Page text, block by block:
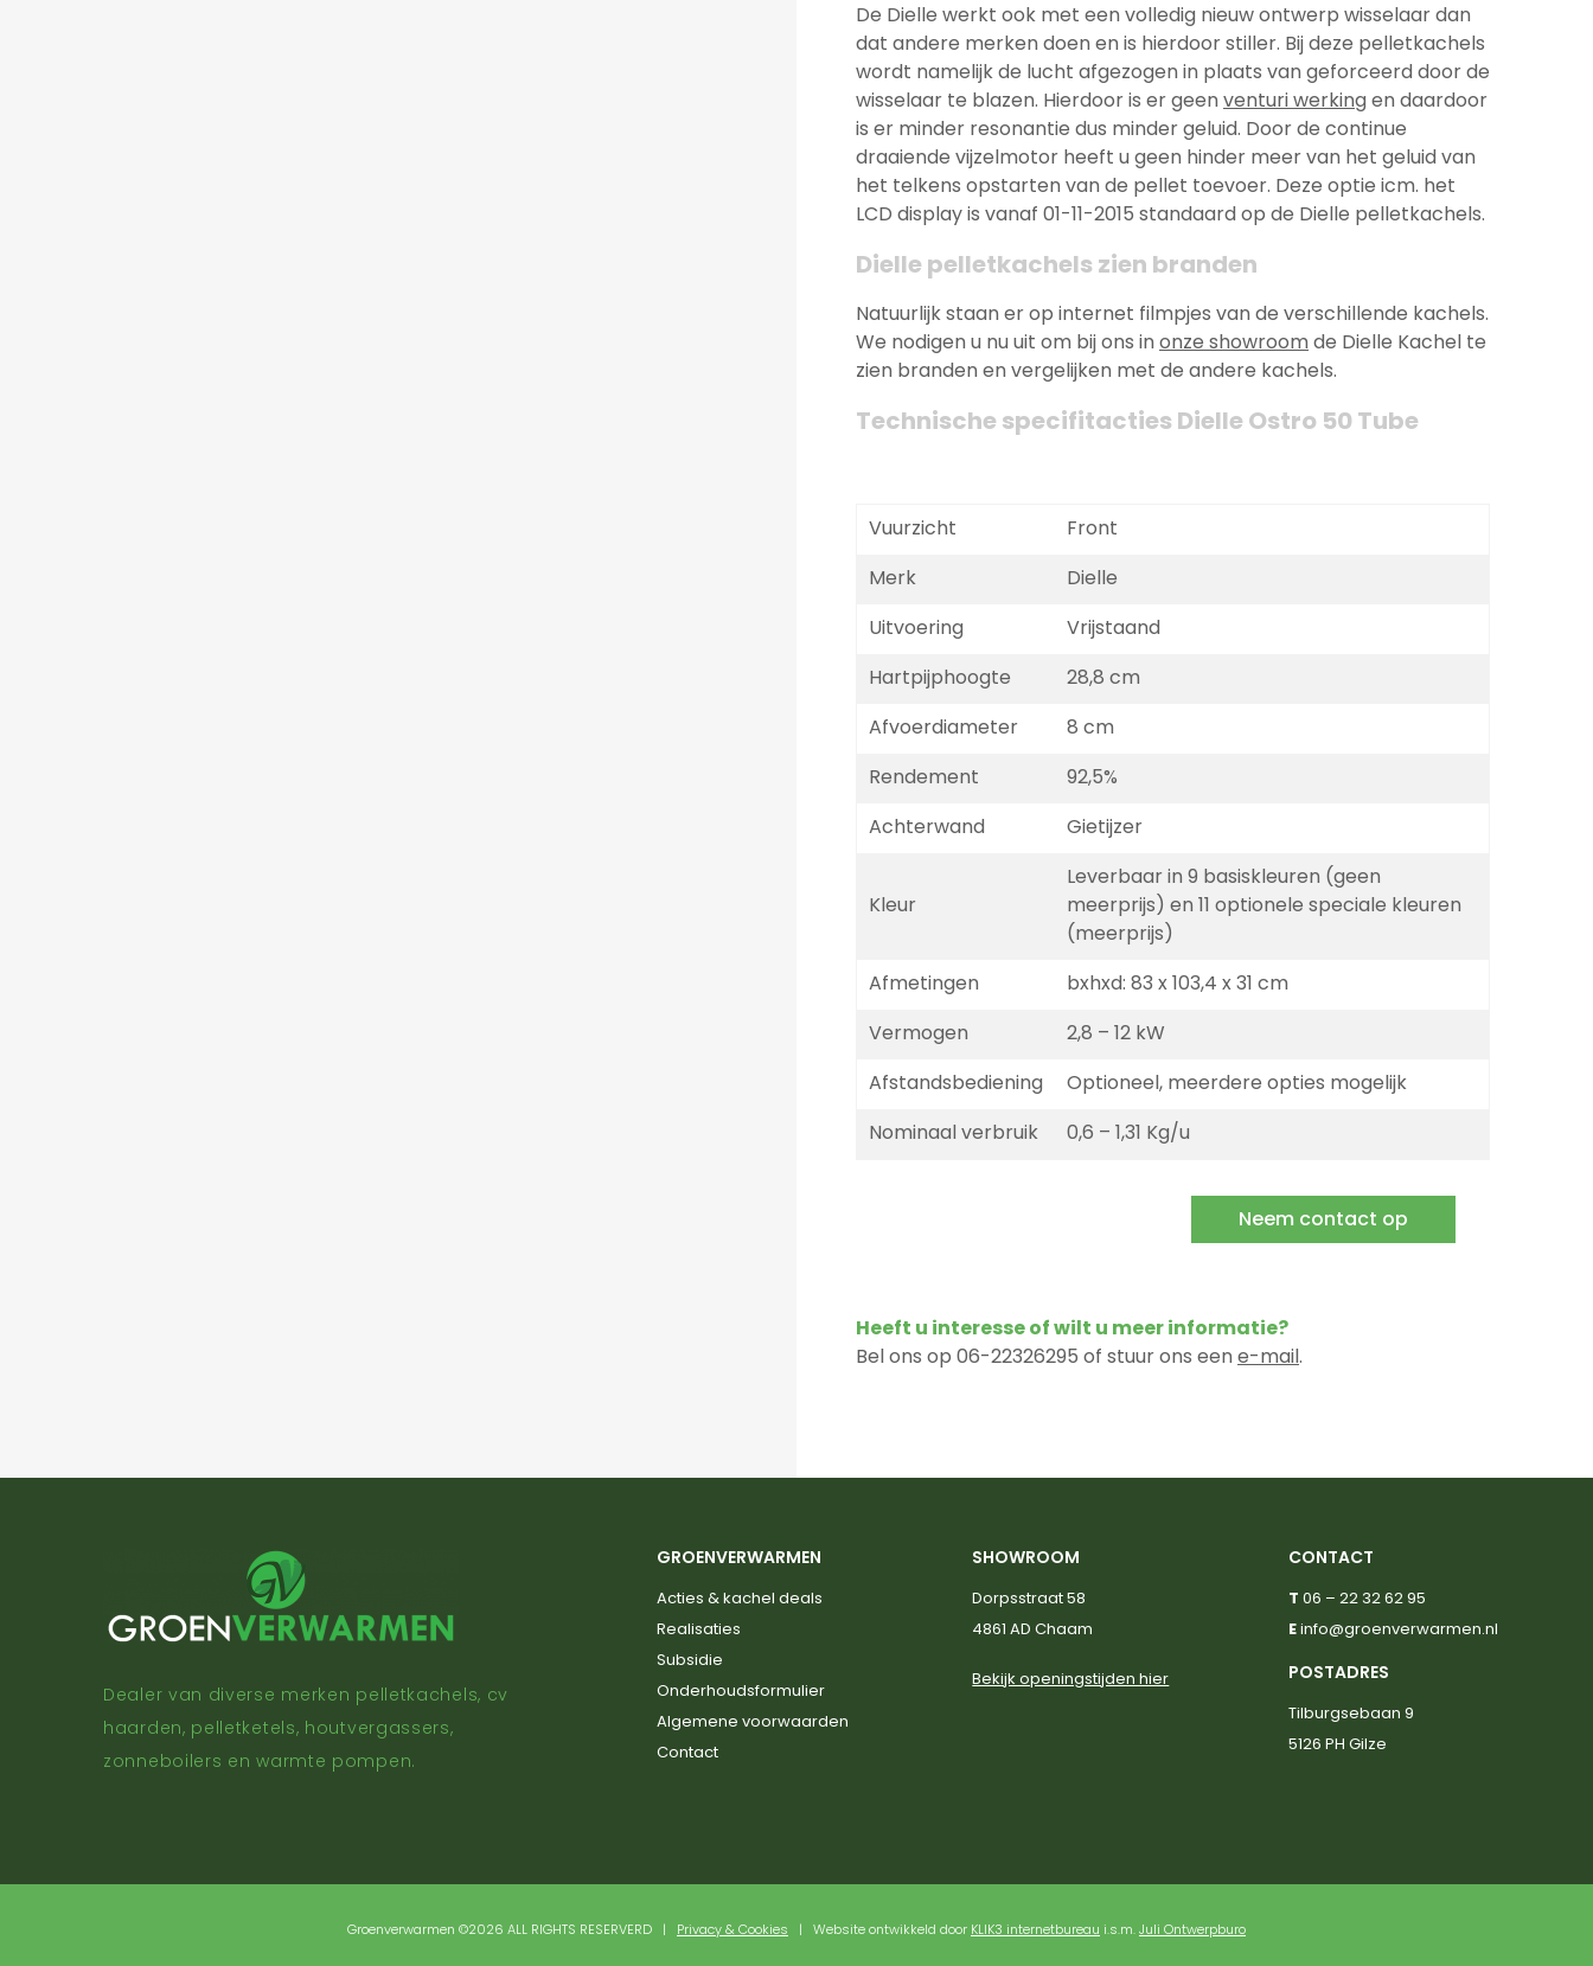
De Dielle werkt ook met een volledig nieuw ontwerp wisselaar dan
dat andere merken doen en is hierdoor stiller. Bij deze pelletkachels
wordt namelijk de lucht afgezogen in plaats van geforceerd door de
wisselaar te blazen. Hierdoor is er geen venturi werking en daardoor
is er minder resonantie dus minder geluid. Door de continue
draaiende vijzelmotor heeft u geen hinder meer van het geluid van
het telkens opstarten van de pellet toevoer. Deze optie icm. het
LCD display is vanaf 01-11-2015 standaard op de Dielle pelletkachels.
Dielle pelletkachels zien branden
Natuurlijk staan er op internet filmpjes van de verschillende kachels.
We nodigen u nu uit om bij ons in onze showroom de Dielle Kachel te
zien branden en vergelijken met de andere kachels.
Technische specifitacties Dielle Ostro 50 Tube
Vuurzicht
Front
Merk
Dielle
Uitvoering
Vrijstaand
Hartpijphoogte
28,8 cm
Afvoerdiameter
8 cm
Rendement
92,5%
Achterwand
Gietijzer
Kleur
Leverbaar in 9 basiskleuren (geen
meerprijs) en 11 optionele speciale kleuren
(meerprijs)
Afmetingen
bxhxd: 83 x 103,4 x 31 cm
Vermogen
2,8 – 12 kW
Afstandsbediening
Optioneel, meerdere opties mogelijk
Nominaal verbruik
0,6 – 1,31 Kg/u
Neem contact op
Heeft u interesse of wilt u meer informatie?
Bel ons op 06-22326295 of stuur ons een e-mail.
Dealer van diverse merken pelletkachels, cv
haarden, pelletketels, houtvergassers,
zonneboilers en warmte pompen.
GROENVERWARMEN
Acties & kachel deals
Realisaties
Subsidie
Onderhoudsformulier
Algemene voorwaarden
Contact
SHOWROOM
Dorpsstraat 58
4861 AD Chaam
Bekijk openingstijden hier
CONTACT
T 06 – 22 32 62 95
Einfo@groenverwarmen.nl
POSTADRES
Tilburgsebaan 9
5126 PH Gilze
Groenverwarmen ©2026 ALL RIGHTS RESERVERD | Privacy & Cookies | Website ontwikkeld door KLIK3 internetbureau i.s.m.Juli Ontwerpburo